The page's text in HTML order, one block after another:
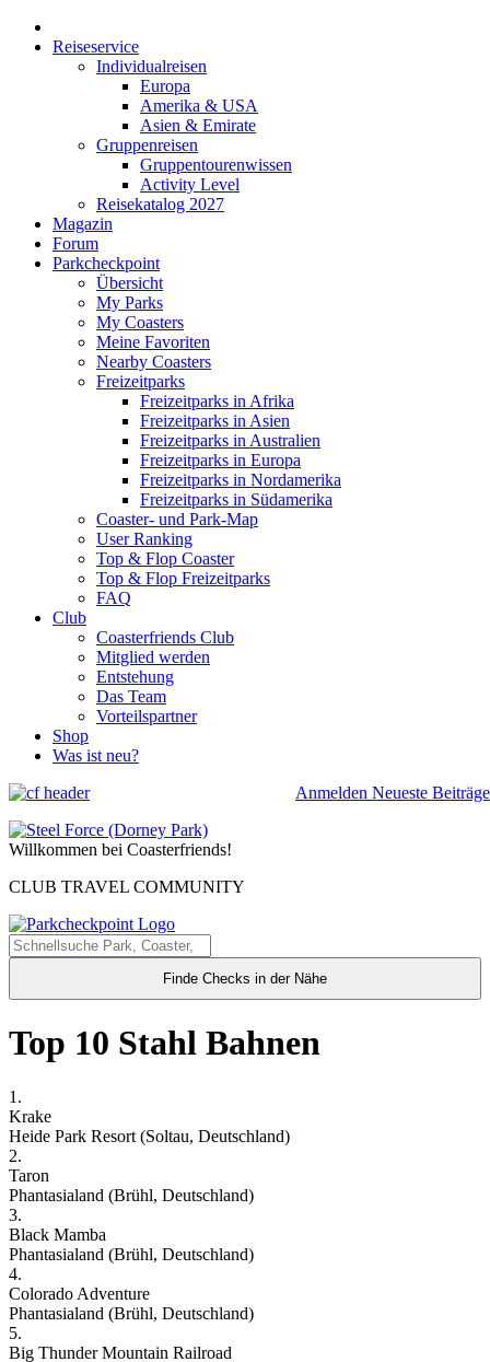
Reiseservice
Individualreisen
Europa
Amerika & USA
Asien & Emirate
Gruppenreisen
Gruppentourenwissen
Activity Level
Reisekatalog 2027
Magazin
Forum
Parkcheckpoint
Übersicht
My Parks
My Coasters
Meine Favoriten
Nearby Coasters
Freizeitparks
Freizeitparks in Afrika
Freizeitparks in Asien
Freizeitparks in Australien
Freizeitparks in Europa
Freizeitparks in Nordamerika
Freizeitparks in Südamerika
Coaster- und Park-Map
User Ranking
Top & Flop Coaster
Top & Flop Freizeitparks
FAQ
Club
Coasterfriends Club
Mitglied werden
Entstehung
Das Team
Vorteilspartner
Shop
Was ist neu?
Anmelden Neueste Beiträge
Willkommen bei Coasterfriends!
CLUB TRAVEL COMMUNITY
Finde Checks in der Nähe
Top 10 Stahl Bahnen
1.
Krake
Heide Park Resort (Soltau, Deutschland)
2.
Taron
Phantasialand (Brühl, Deutschland)
3.
Black Mamba
Phantasialand (Brühl, Deutschland)
4.
Colorado Adventure
Phantasialand (Brühl, Deutschland)
5.
Big Thunder Mountain Railroad